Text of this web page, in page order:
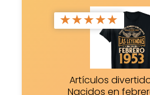
★★★★★
Artículos
Nacidos en